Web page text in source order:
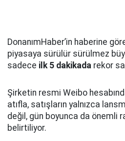
DonanımHaber’in haberine
piyasaya sürülür sürülmez
sadece ilk 5 dakikada rekor
Şirketin resmi Weibo
atıfla, satışların yalnızca
değil, gün boyunca da önemli
belirtiliyor.